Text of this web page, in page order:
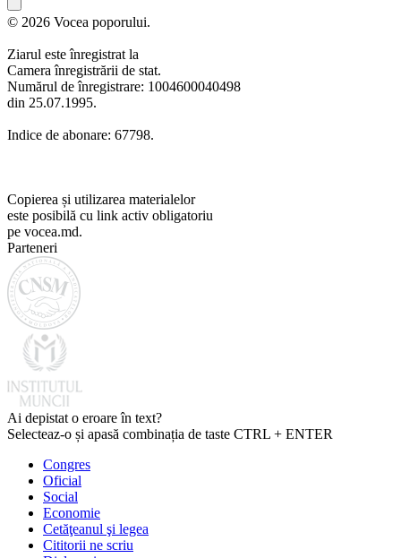
© 2026 Vocea poporului.
Ziarul este înregistrat la
Camera înregistrării de stat.
Numărul de înregistrare: 1004600040498
din 25.07.1995.
Indice de abonare: 67798.
Copierea și utilizarea materialelor
este posibilă cu link activ obligatoriu
pe vocea.md.
Parteneri
Ai depistat o eroare în text?
Selecteaz-o și apasă combinația de taste CTRL + ENTER
Congres
Oficial
Social
Economie
Cetăţeanul şi legea
Cititorii ne scriu